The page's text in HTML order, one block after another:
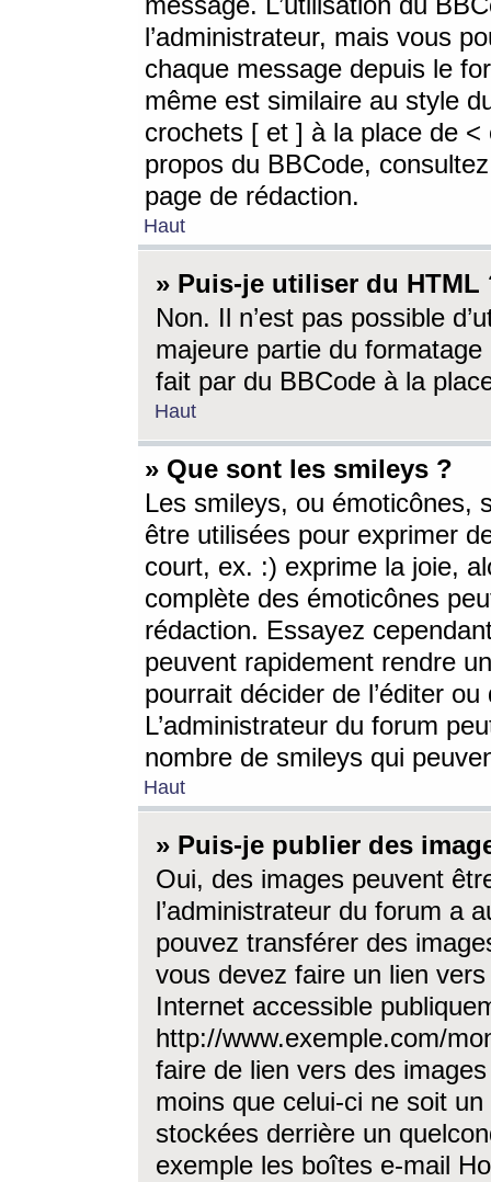
l’administrateur, mais vous
chaque message depuis le
même est similaire au style
crochets [ et ] à la place de <
propos du BBCode,
page de rédaction.
Haut
» Puis-je utiliser du HTML
Non. Il n’est pas possible
majeure partie du
fait par du BBCode à la
Haut
» Que sont les smileys ?
Les smileys, ou émoticônes,
être utilisées pour exprimer
court, ex. :) exprime la joie,
complète des émoticônes
rédaction. Essayez
peuvent rapidement rendre
pourrait décider de l’éditer
L’administrateur du forum
nombre de smileys qui
Haut
» Puis-je publier des
Oui, des images peuvent
l’administrateur du forum a
pouvez transférer des
vous devez faire un lien
Internet accessible
http://www.exemple.com/
faire de lien vers des
moins que celui-ci ne soit
stockées derrière un
exemple les boîtes e-mail